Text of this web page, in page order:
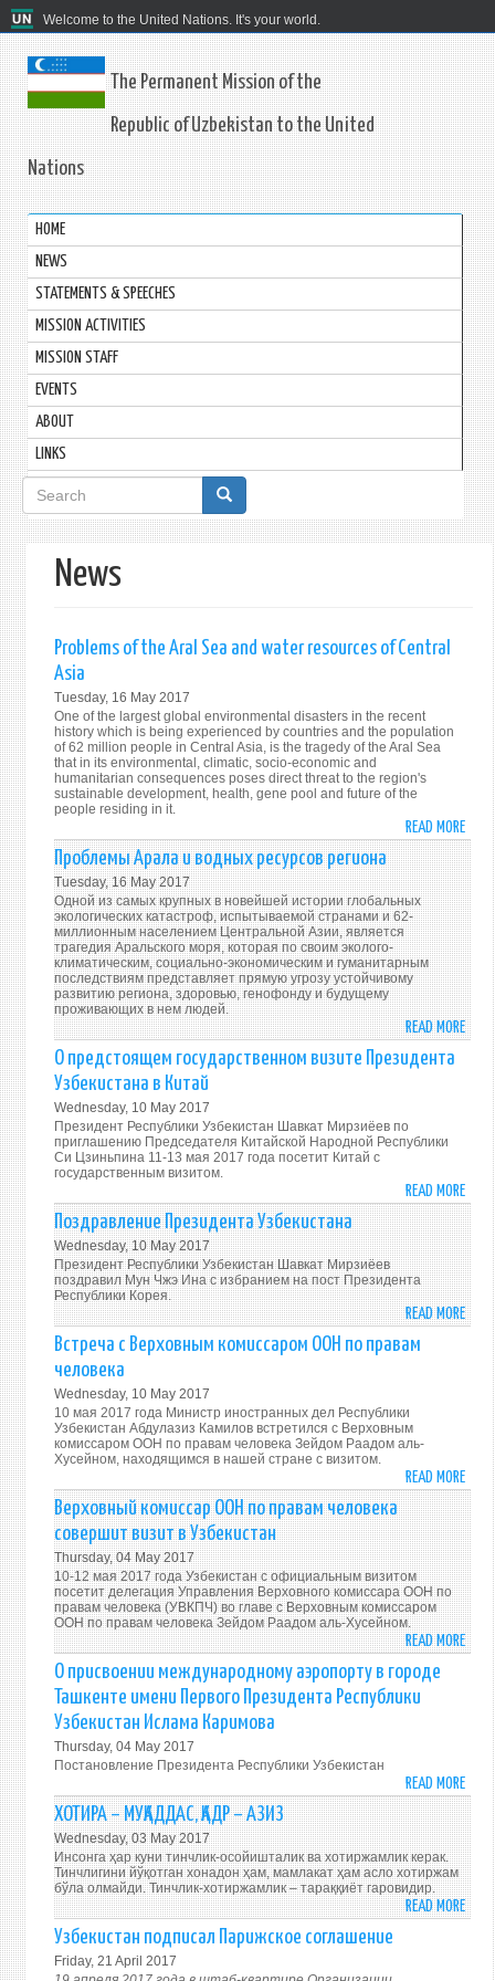
Welcome to the United Nations. It's your world.
The Permanent Mission of the
Republic of Uzbekistan to the United
Nations
HOME
NEWS
STATEMENTS & SPEECHES
MISSION ACTIVITIES
MISSION STAFF
EVENTS
ABOUT
LINKS
Search
form
News
Problems of the Aral Sea and water resources of Central
Asia
Tuesday, 16 May 2017
One of the largest global environmental disasters in the recent
history which is being experienced by countries and the population
of 62 million people in Central Asia, is the tragedy of the Aral Sea
that in its environmental, climatic, socio-economic and
humanitarian consequences poses direct threat to the region's
sustainable development, health, gene pool and future of the
people residing in it.
READ MORE
OF
THE
ARAL
SEA
AND
OF
Проблемы Арала и водных ресурсов региона
Tuesday, 16 May 2017
Одной из самых крупных в новейшей истории глобальных
экологических катастроф, испытываемой странами и 62-
миллионным населением Центральной Азии, является
трагедия Аральского моря, которая по своим эколого-
климатическим, социально-экономическим и гуманитарным
последствиям представляет прямую угрозу устойчивому
развитию региона, здоровью, генофонду и будущему
проживающих в нем людей.
READ MORE
О предстоящем государственном визите Президента
Узбекистана в Китай
Wednesday, 10 May 2017
Президент Республики Узбекистан Шавкат Мирзиёев по
приглашению Председателя Китайской Народной Республики
Си Цзиньпина 11-13 мая 2017 года посетит Китай с
государственным визитом.
READ MORE
О
Поздравление Президента Узбекистана
Wednesday, 10 May 2017
Президент Республики Узбекистан Шавкат Мирзиёев
поздравил Мун Чжэ Ина с избранием на пост Президента
Республики Корея.
READ MORE
Встреча с Верховным комиссаром ООН по правам
человека
Wednesday, 10 May 2017
10 мая 2017 года Министр иностранных дел Республики
Узбекистан Абдулазиз Камилов встретился с Верховным
комиссаром ООН по правам человека Зейдом Раадом аль-
Хусейном, находящимся в нашей стране с визитом.
READ MORE
С
ООН
ПО
Верховный комиссар ООН по правам человека
совершит визит в Узбекистан
Thursday, 04 May 2017
10-12 мая 2017 года Узбекистан с официальным визитом
посетит делегация Управления Верховного комиссара ООН по
правам человека (УВКПЧ) во главе с Верховным комиссаром
ООН по правам человека Зейдом Раадом аль-Хусейном.
READ MORE
В
О присвоении международному аэропорту в городе
Ташкенте имени Первого Президента Республики
Узбекистан Ислама Каримова
Thursday, 04 May 2017
Постановление Президента Республики Узбекистан
READ MORE
О
В
ХОТИРА – МУҚАДДАС, ҚАДР – АЗИЗ
Wednesday, 03 May 2017
Инсонга ҳар куни тинчлик-осойишталик ва хотиржамлик керак.
Тинчлигини йўқотган хонадон ҳам, мамлакат ҳам асло хотиржам
бўла олмайди. Тинчлик-хотиржамлик – тараққиёт гаровидир.
READ MORE
Узбекистан подписал Парижское соглашение
Friday, 21 April 2017